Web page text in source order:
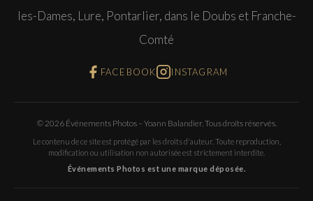
les-Dames, Lure, Pontarlier, dans le Doubs et Franche-
Comté
FACEBOOK INSTAGRAM
© 2026 Événements Photos – Yoann Balandier. Tous droits réservés.
Le contenu de ce site est protégé par les droits d'auteur. Toute reproduction,
modification ou utilisation non autorisée est strictement interdite.
Événements Photos est une marque déposée.